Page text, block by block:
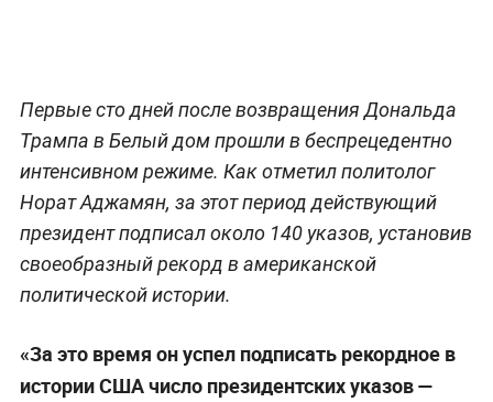
Первые сто дней после возвращения Дональда
Трампа в Белый дом прошли в беспрецедентно
интенсивном режиме. Как отметил политолог
Норат Аджамян, за этот период действующий
президент подписал около 140 указов, установив
своеобразный рекорд в американской
политической истории.
«‎За это время он успел подписать рекордное в
истории США число президентских указов —